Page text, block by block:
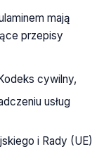
mają
przepisy
cywilny,
usług
i Rady (UE)